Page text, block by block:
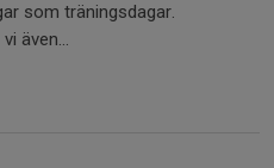
som träningsdagar.
även...